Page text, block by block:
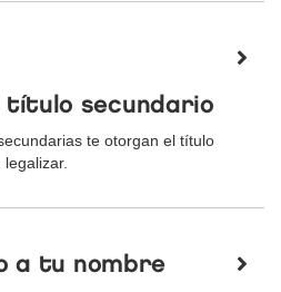
título secundario
te otorgan el título
a tu nombre